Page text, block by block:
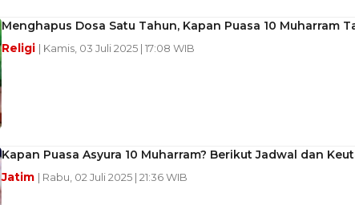
Menghapus Dosa Satu Tahun, Kapan Puasa 10 Muharram
Religi | Kamis, 03 Juli 2025 | 17:08 WIB
Kapan Puasa Asyura 10 Muharram? Berikut Jadwal dan
Jatim | Rabu, 02 Juli 2025 | 21:36 WIB